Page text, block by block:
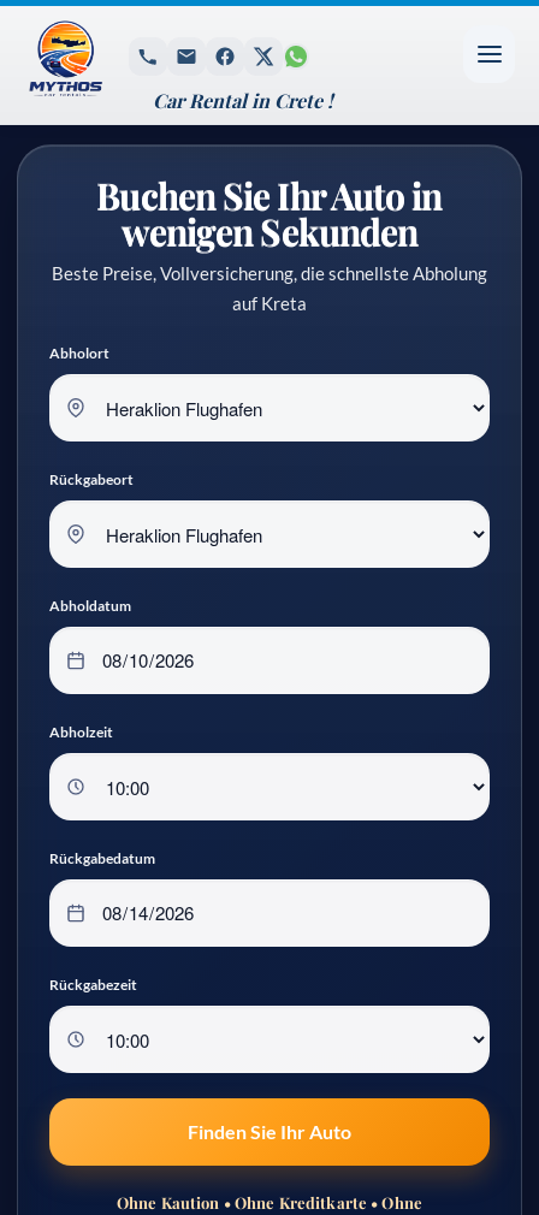
Buchen Sie Ihr Auto in
wenigen Sekunden
Beste Preise, Vollversicherung, die schnellste Abholung
auf Kreta
Abholort
Rückgabeort
Abholdatum
Abholzeit
Rückgabedatum
Rückgabezeit
Finden Sie Ihr Auto
Ohne Kaution • Ohne Kreditkarte • Ohne
Car Rental in Crete !